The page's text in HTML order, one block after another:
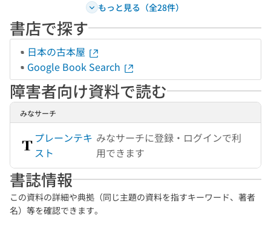
もっと見る（全28件）
書店で探す
日本の古本屋
Google Book Search
障害者向け資料で読む
みなサーチ
プレーンテキ
スト
みなサーチに登録・ログインで利
用できます
書誌情報
この資料の詳細や典拠（同じ主題の資料を指すキーワード、著者
名）等を確認できます。